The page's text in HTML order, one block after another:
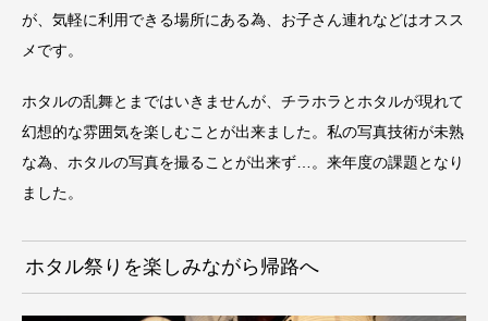
が、気軽に利用できる場所にある為、お子さん連れなどはオスス
メです。
ホタルの乱舞とまではいきませんが、チラホラとホタルが現れて
幻想的な雰囲気を楽しむことが出来ました。私の写真技術が未熟
な為、ホタルの写真を撮ることが出来ず…。来年度の課題となり
ました。
ホタル祭りを楽しみながら帰路へ